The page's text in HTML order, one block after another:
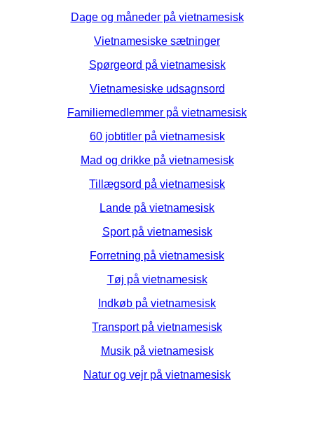
Dage og måneder på vietnamesisk
Vietnamesiske sætninger
Spørgeord på vietnamesisk
Vietnamesiske udsagnsord
Familiemedlemmer på vietnamesisk
60 jobtitler på vietnamesisk
Mad og drikke på vietnamesisk
Tillægsord på vietnamesisk
Lande på vietnamesisk
Sport på vietnamesisk
Forretning på vietnamesisk
Tøj på vietnamesisk
Indkøb på vietnamesisk
Transport på vietnamesisk
Musik på vietnamesisk
Natur og vejr på vietnamesisk